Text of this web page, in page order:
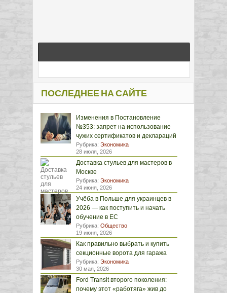
ПОСЛЕДНЕЕ НА САЙТЕ
Изменения в Постановление
№353: запрет на использование
чужих сертификатов и деклараций
Рубрика: Экономика
28 июля, 2026
Доставка стульев для мастеров в
Москве
Рубрика: Экономика
24 июня, 2026
Учёба в Польше для украинцев в
2026 — как поступить и начать
обучение в ЕС
Рубрика: Общество
19 июня, 2026
Как правильно выбрать и купить
секционные ворота для гаража
Рубрика: Экономика
30 мая, 2026
Ford Transit второго поколения:
почему этот «работяга» жив до